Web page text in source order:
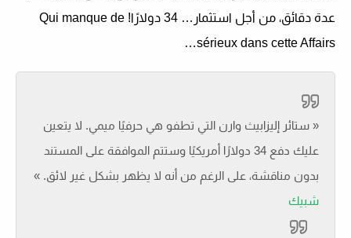
عدة دقائق، من أجل استثمار… 34 دولارًا
! Qui manque de
sérieux dans cette Affairs…
« ستائر إليزابيث وارن التي تطفو هي حرفيًا ميمي. لا يتعين
عليك دفع 34 دولارًا أمريكيًا وستتم الموافقة على المستند
بدون مناقشة، على الرغم من أنه لا يظهر بشكل غير لائق. »
شبيك